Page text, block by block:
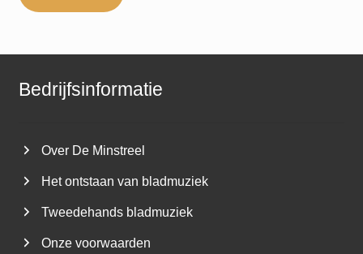
Bedrijfsinformatie
Over De Minstreel
Het ontstaan van bladmuziek
Tweedehands bladmuziek
Onze voorwaarden